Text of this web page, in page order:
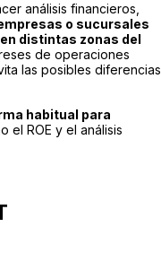
análisis financieros,
o sucursales
distintas zonas del
de operaciones
las posibles diferencias
habitual para
el ROE y el análisis